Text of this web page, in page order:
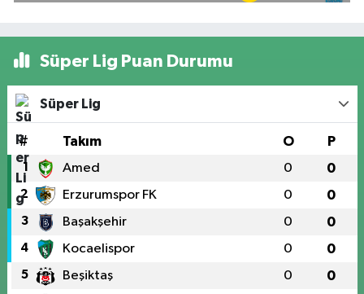
Süper Lig Puan Durumu
Süper Lig
# Takım O P
1 Amed 0 0
2 Erzurumspor FK 0 0
3 Başakşehir 0 0
4 Kocaelispor 0 0
5 Beşiktaş 0 0